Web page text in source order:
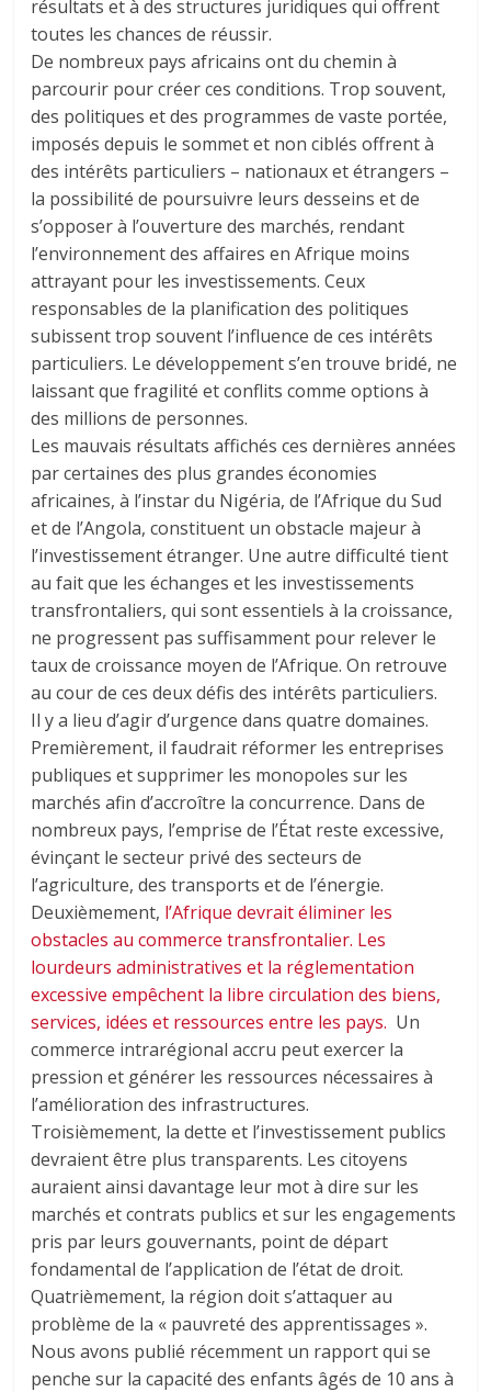
résultats et à des structures juridiques qui offrent
toutes les chances de réussir.
De nombreux pays africains ont du chemin à
parcourir pour créer ces conditions. Trop souvent,
des politiques et des programmes de vaste portée,
imposés depuis le sommet et non ciblés offrent à
des intérêts particuliers – nationaux et étrangers –
la possibilité de poursuivre leurs desseins et de
s’opposer à l’ouverture des marchés, rendant
l’environnement des affaires en Afrique moins
attrayant pour les investissements. Ceux
responsables de la planification des politiques
subissent trop souvent l’influence de ces intérêts
particuliers. Le développement s’en trouve bridé, ne
laissant que fragilité et conflits comme options à
des millions de personnes.
Les mauvais résultats affichés ces dernières années
par certaines des plus grandes économies
africaines, à l’instar du Nigéria, de l’Afrique du Sud
et de l’Angola, constituent un obstacle majeur à
l’investissement étranger. Une autre difficulté tient
au fait que les échanges et les investissements
transfrontaliers, qui sont essentiels à la croissance,
ne progressent pas suffisamment pour relever le
taux de croissance moyen de l’Afrique. On retrouve
au cour de ces deux défis des intérêts particuliers.
Il y a lieu d’agir d’urgence dans quatre domaines.
Premièrement, il faudrait réformer les entreprises
publiques et supprimer les monopoles sur les
marchés afin d’accroître la concurrence. Dans de
nombreux pays, l’emprise de l’État reste excessive,
évinçant le secteur privé des secteurs de
l’agriculture, des transports et de l’énergie.
Deuxièmement, l’Afrique devrait éliminer les
obstacles au commerce transfrontalier. Les
lourdeurs administratives et la réglementation
excessive empêchent la libre circulation des biens,
services, idées et ressources entre les pays. Un
commerce intrarégional accru peut exercer la
pression et générer les ressources nécessaires à
l’amélioration des infrastructures.
Troisièmement, la dette et l’investissement publics
devraient être plus transparents. Les citoyens
auraient ainsi davantage leur mot à dire sur les
marchés et contrats publics et sur les engagements
pris par leurs gouvernants, point de départ
fondamental de l’application de l’état de droit.
Quatrièmement, la région doit s’attaquer au
problème de la « pauvreté des apprentissages ».
Nous avons publié récemment un rapport qui se
penche sur la capacité des enfants âgés de 10 ans à